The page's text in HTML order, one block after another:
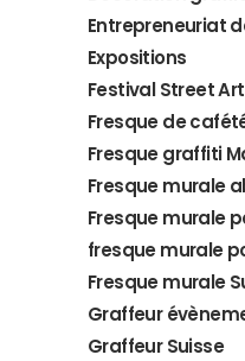
Entrepreneuriat
Expositions
Festival Street
Fresque de
Fresque graffiti
Fresque murale
Fresque murale
fresque murale
Fresque murale
Graffeur
Graffeur Suisse